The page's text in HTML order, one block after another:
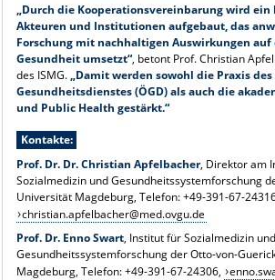
„Durch die Kooperationsvereinbarung wird ein
Akteuren und Institutionen aufgebaut, das
Forschung mit nachhaltigen Auswirkungen
Gesundheit umsetzt“, betont Prof. Christian
des ISMG.„Damit werden sowohl die Praxis
Gesundheitsdienstes (ÖGD) als auch die
und Public Health gestärkt.“
Kontakte:
Prof. Dr. Dr. Christian Apfelbacher, Direktor am
Sozialmedizin und Gesundheitssystemforschung
Universität Magdeburg, Telefon: +49-391-67-
christian.apfelbacher@med.ovgu.de
Prof. Dr. Enno Swart, Institut für Sozialmedizin und
Gesundheitssystemforschung der Otto-von-
Magdeburg, Telefon: +49-391-67-24306,